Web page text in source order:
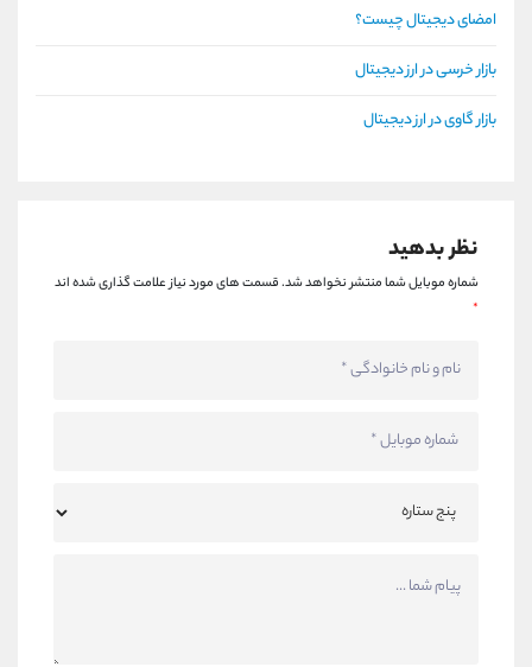
امضای دیجیتال چیست؟
بازار خرسی در ارز دیجیتال
بازار گاوی در ارز دیجیتال
نظر بدهید
شماره موبایل شما منتشر نخواهد شد.قسمت های مورد نیاز علامت گذاری شده اند
*